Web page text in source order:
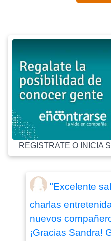
REGISTRATE O INICIA
"Excelente
charlas
nuevos
¡Gracias Sandra!